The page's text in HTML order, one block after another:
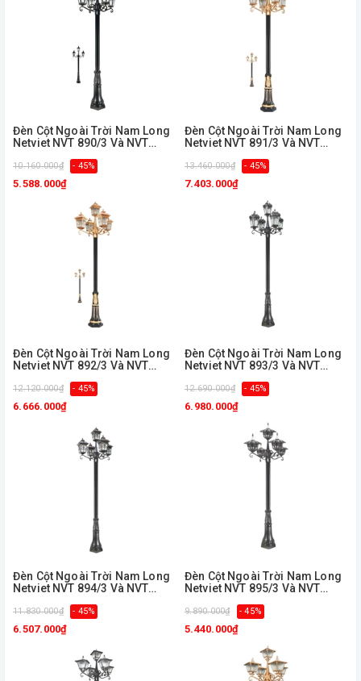
Đèn Cột Ngoài Trời Nam Long
Netviet NVT 890/3 Và NVT
10.160.000₫ - 45%
5.588.000₫
Đèn Cột Ngoài Trời Nam Long
Netviet NVT 891/3 Và NVT
13.460.000₫ - 45%
7.403.000₫
Đèn Cột Ngoài Trời Nam Long
Netviet NVT 892/3 Và NVT
12.120.000₫ - 45%
6.666.000₫
Đèn Cột Ngoài Trời Nam Long
Netviet NVT 893/3 Và NVT
12.690.000₫ - 45%
6.980.000₫
Đèn Cột Ngoài Trời Nam Long
Netviet NVT 894/3 Và NVT
11.830.000₫ - 45%
6.507.000₫
Đèn Cột Ngoài Trời Nam Long
Netviet NVT 895/3 Và NVT
9.890.000₫ - 45%
5.440.000₫